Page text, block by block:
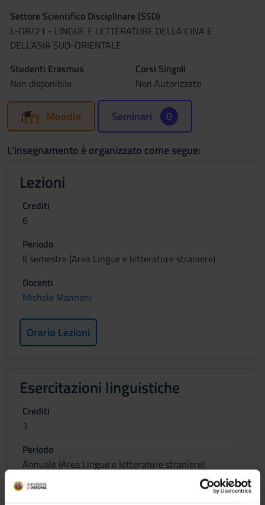
Settore Scientifico Disciplinare (SSD)
L-OR/21 - LINGUE E LETTERATURE DELLA CINA E
DELL'ASIA SUD-ORIENTALE
Studenti Erasmus
Non disponibile
Corsi Singoli
Non Autorizzato
Moodle Seminari 0
L'insegnamento è organizzato come segue:
Lezioni
Crediti
6
Periodo
II semestre (Area Lingue e letterature straniere)
Docenti
Michele Mannoni
Orario Lezioni
Esercitazioni linguistiche
Crediti
3
Periodo
Annuale (Area Lingue e letterature straniere)
Docenti